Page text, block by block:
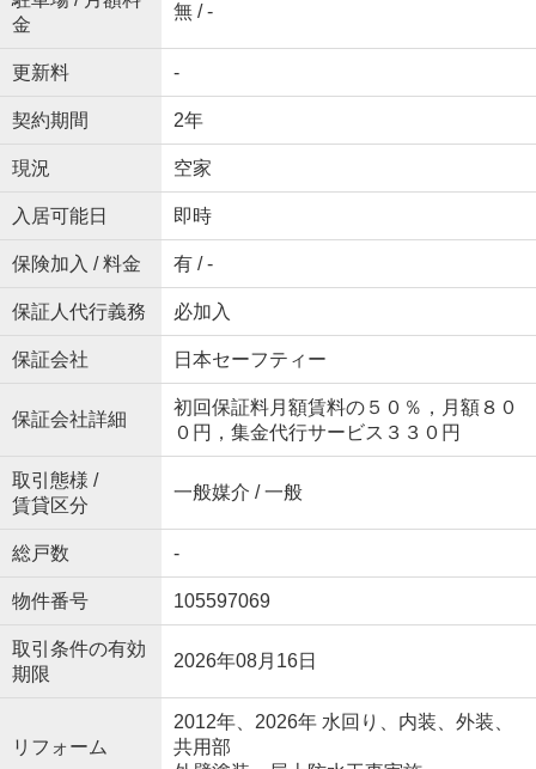
金
無 / -
更新料 -
契約期間 2年
現況 空家
入居可能日 即時
保険加入 / 料金 有 / -
保証人代行義務 必加入
保証会社 日本セーフティー
保証会社詳細
初回保証料月額賃料の５０％，月額８０
０円，集金代行サービス３３０円
取引態様 /
賃貸区分
一般媒介 / 一般
総戸数 -
物件番号 105597069
取引条件の有効
期限
2026年08月16日
リフォーム
2012年、2026年 水回り、内装、外装、
共用部